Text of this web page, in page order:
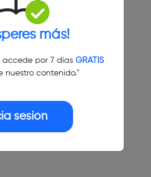
más!
por 7 días GRATIS
nuestro contenido."
sesión